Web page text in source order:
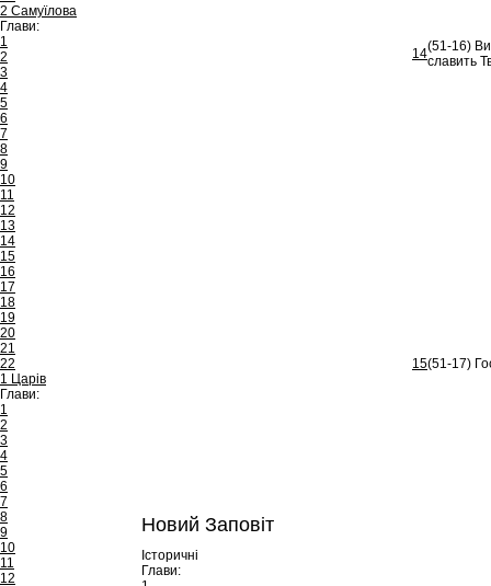
2 Самуїлова
Глави:
1
2
3
4
5
6
7
8
9
10
11
12
13
14
15
16
17
18
19
20
21
22
1 Царів
Глави:
1
2
3
4
5
6
7
8
9
10
11
12
Новий Заповіт
Історичні
Глави:
14(51-16)
славить
15(51-17)